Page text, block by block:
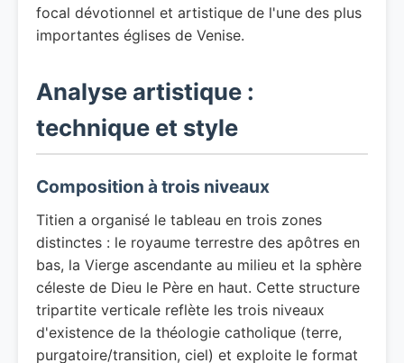
focal dévotionnel et artistique de l'une des plus
importantes églises de Venise.
Analyse artistique :
technique et style
Composition à trois niveaux
Titien a organisé le tableau en trois zones
distinctes : le royaume terrestre des apôtres en
bas, la Vierge ascendante au milieu et la sphère
céleste de Dieu le Père en haut. Cette structure
tripartite verticale reflète les trois niveaux
d'existence de la théologie catholique (terre,
purgatoire/transition, ciel) et exploite le format